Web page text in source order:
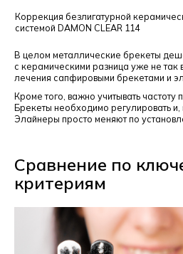
Коррекция безлигатурной
системой DAMON CLEAR 114
В целом металлические брекеты
с керамическими разница уже не так
лечения сапфировыми брекетами и
Кроме того, важно учитывать частоту
Брекеты необходимо регулировать и,
Элайнеры просто меняют по
Сравнение по
критериям